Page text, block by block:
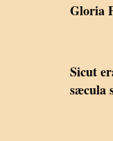
Gloria
Sicut
sæcula